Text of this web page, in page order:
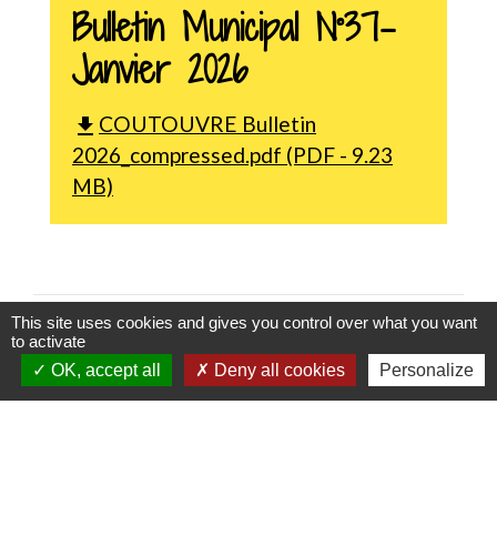
Bulletin Municipal N°37-
Janvier 2026
file_download COUTOUVRE Bulletin
2026_compressed.pdf (PDF - 9.23
MB)
Contactez votre mairie
This site uses cookies and gives you control over what you want
to activate
OK, accept all
Deny all cookies Personalize